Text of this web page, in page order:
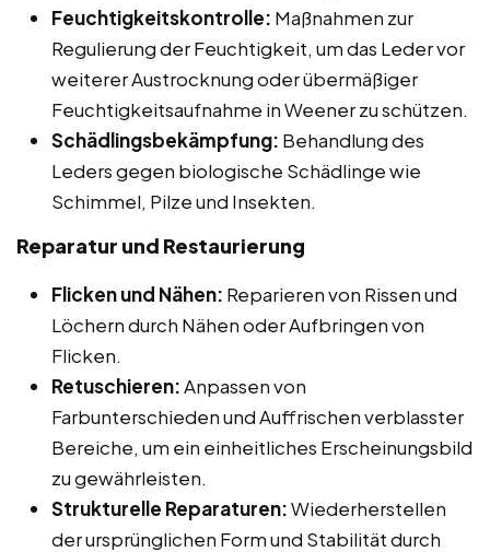
Feuchtigkeitskontrolle: Maßnahmen zur
Regulierung der Feuchtigkeit, um das Leder vor
weiterer Austrocknung oder übermäßiger
Feuchtigkeitsaufnahme in Weener zu schützen.
Schädlingsbekämpfung: Behandlung des
Leders gegen biologische Schädlinge wie
Schimmel, Pilze und Insekten.
Reparatur und Restaurierung
Flicken und Nähen: Reparieren von Rissen und
Löchern durch Nähen oder Aufbringen von
Flicken.
Retuschieren:Anpassen von
Farbunterschieden und Auffrischen verblasster
Bereiche, um ein einheitliches Erscheinungsbild
zu gewährleisten.
Strukturelle Reparaturen:Wiederherstellen
der ursprünglichen Form und Stabilität durch